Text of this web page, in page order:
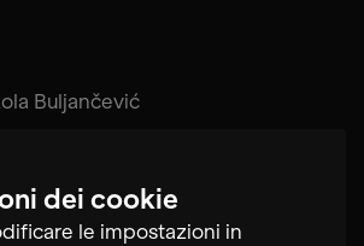
dei cookie
le impostazioni in
Buljančević